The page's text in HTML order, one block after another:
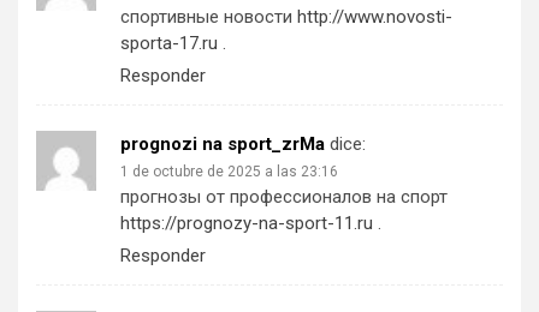
спортивные новости http://www.novosti-
sporta-17.ru .
Responder
prognozi na sport_zrMa dice:
1 de octubre de 2025 a las 23:16
прогнозы от профессионалов на спорт
https://prognozy-na-sport-11.ru .
Responder